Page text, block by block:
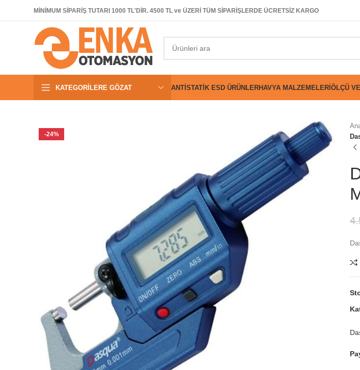
MİNİMUM SİPARİŞ TUTARI 1000 TL'DİR. 4500 TL ve ÜZERİ TÜM SİPARİŞLERDE ÜCRETSİZ KARGO
KATEGORILERE GÖZAT ANTISTATIK ESD ÜRÜNLERHAVYA MALZEMELERIÖLÇÜ
-24%